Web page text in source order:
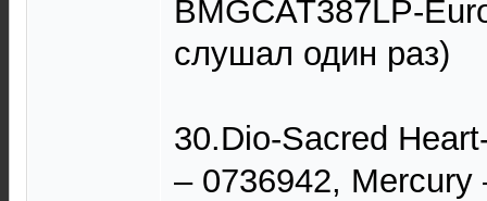
BMGCAT387LP-
слушал один раз)
30.Dio-Sacred
– 0736942,